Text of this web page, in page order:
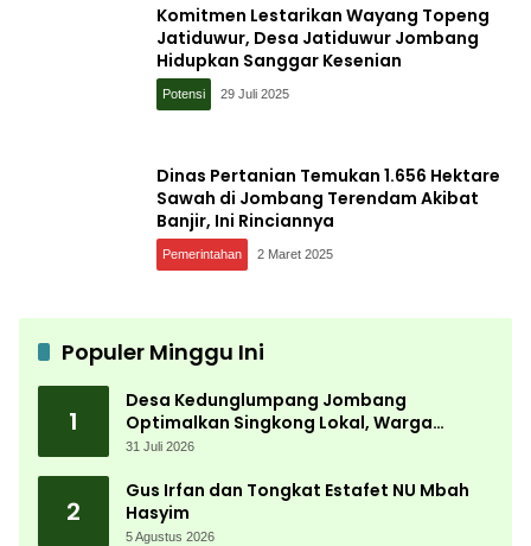
Komitmen Lestarikan Wayang Topeng
Jatiduwur, Desa Jatiduwur Jombang
Hidupkan Sanggar Kesenian
Potensi 29 Juli 2025
Dinas Pertanian Temukan 1.656 Hektare
Sawah di Jombang Terendam Akibat
Banjir, Ini Rinciannya
Pemerintahan 2 Maret 2025
Populer Minggu Ini
1
Desa Kedunglumpang Jombang
Optimalkan Singkong Lokal, Warga
Diajari Produksi Tepung Mocaf
31 Juli 2026
2
Gus Irfan dan Tongkat Estafet NU Mbah
Hasyim
5 Agustus 2026